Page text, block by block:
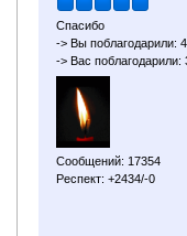
Спасибо
-> Вы поблагодарили:
-> Вас поблагодарили:
Сообщений: 17354
Респект: +2434/-0